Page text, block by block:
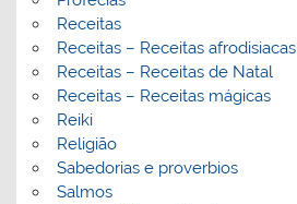
Receitas
Receitas – Receitas afrodisiacas
Receitas – Receitas de Natal
Receitas – Receitas mágicas
Reiki
Religião
Sabedorias e proverbios
Salmos